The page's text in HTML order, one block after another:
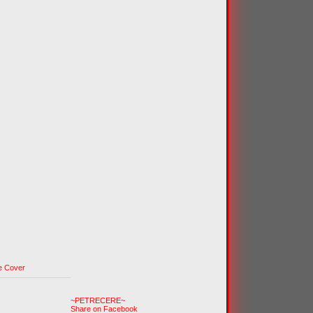
Cover
~PETRECERE~
Share on Facebook